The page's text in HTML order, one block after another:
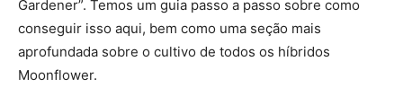
Gardener”. Temos um guia passo a passo sobre como
conseguir isso aqui, bem como uma seção mais
aprofundada sobre o cultivo de todos os híbridos
Moonflower.